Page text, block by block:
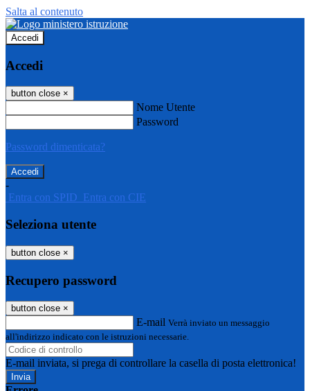
Salta al contenuto
Accedi
Accedi
button close ×
Nome Utente
Password
Password dimenticata?
-
Entra con SPID Entra con CIE
Seleziona utente
button close ×
Recupero password
button close ×
E-mail Verrà inviato un messaggio
all'indirizzo indicato con le istruzioni necessarie.
E-mail inviata, si prega di controllare la casella di posta elettronica!